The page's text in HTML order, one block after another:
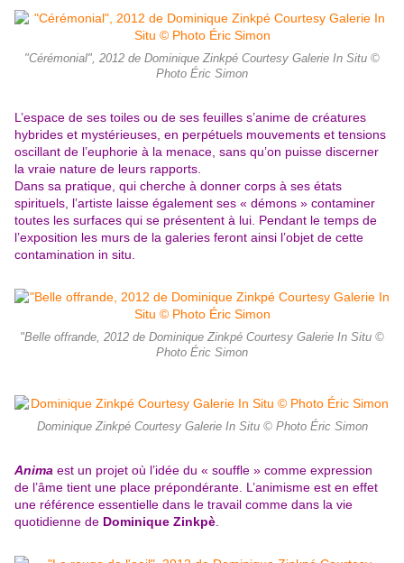
"Cérémonial", 2012 de Dominique Zinkpé Courtesy Galerie In Situ ©
Photo Éric Simon
L’espace de ses toiles ou de ses feuilles s’anime de créatures
hybrides et mystérieuses, en perpétuels mouvements et tensions
oscillant de l’euphorie à la menace, sans qu’on puisse discerner
la vraie nature de leurs rapports.
Dans sa pratique, qui cherche à donner corps à ses états
spirituels, l’artiste laisse également ses « démons » contaminer
toutes les surfaces qui se présentent à lui. Pendant le temps de
l’exposition les murs de la galeries feront ainsi l’objet de cette
contamination in situ.
"Belle offrande, 2012 de Dominique Zinkpé Courtesy Galerie In Situ ©
Photo Éric Simon
Dominique Zinkpé Courtesy Galerie In Situ © Photo Éric Simon
Anima est un projet où l’idée du « souffle » comme expression
de l’âme tient une place prépondérante. L’animisme est en effet
une référence essentielle dans le travail comme dans la vie
quotidienne de Dominique Zinkpè